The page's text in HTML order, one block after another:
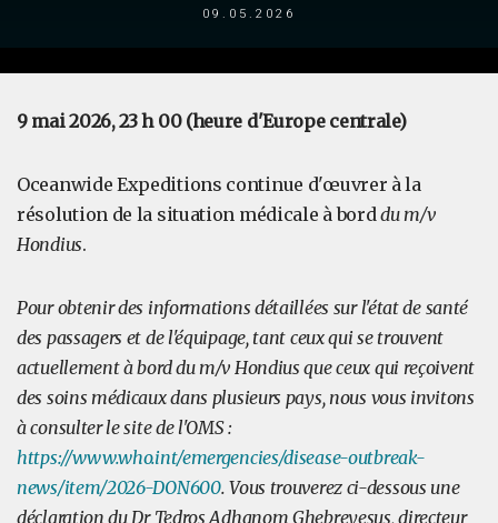
09.05.2026
9 mai 2026, 23 h 00 (heure d'Europe centrale)
Oceanwide Expeditions continue d'œuvrer à la
résolution de la situation médicale à borddu m/v
Hondius.
Pour obtenir des informations détaillées sur l'état de santé
des passagers et de l'équipage, tant ceux qui se trouvent
actuellement à bord du m/v Hondius que ceux qui reçoivent
des soins médicaux dans plusieurs pays, nous vous invitons
à consulter le site de l'OMS :
https://www.who.int/emergencies/disease-outbreak-
news/item/2026-DON600. Vous trouverez ci-dessous une
déclaration du Dr Tedros Adhanom Ghebreyesus, directeur